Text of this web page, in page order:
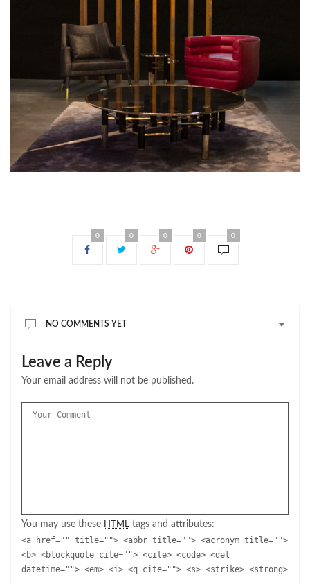
0 0 0 0 0
NO COMMENTS YET
Leave a Reply
Your email address will not be published.
You may use these HTML tags and attributes:
<a href="" title=""> <abbr title=""> <acronym title="">
<b> <blockquote cite=""> <cite> <code> <del
datetime=""> <em> <i> <q cite=""> <s> <strike> <strong>